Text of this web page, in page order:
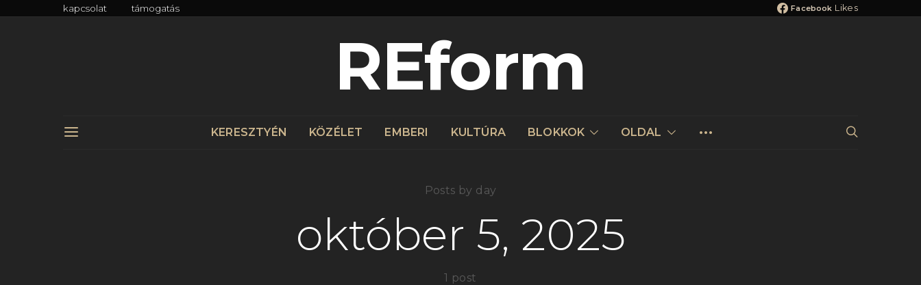
kapcsolat támogatás Facebook Likes
REform
KERESZTYÉN KÖZÉLET EMBERI KULTÚRA BLOKKOK OLDAL
Posts by day
október 5, 2025
1 post